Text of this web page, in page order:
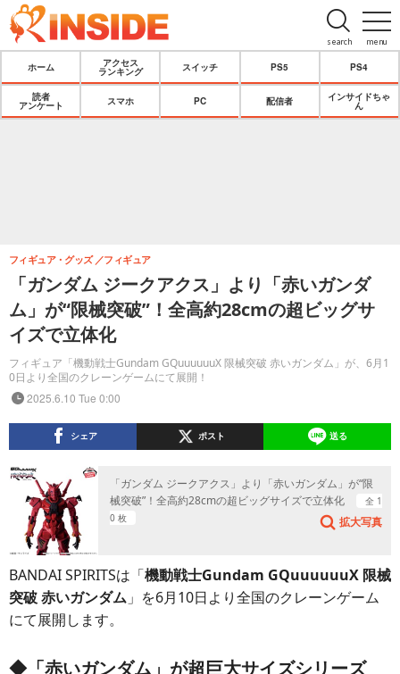
menu
search
ホーム
アクセス
ランキング
スイッチ PS5 PS4
読者
アンケート
スマホ PC 配信者
インサイドちゃ
ん
「ガンダム ジークアクス」より「赤いガンダ
ム」が“限械突破”！全高約28cmの超ビッグサ
イズで立体化
フィギュア「機動戦士Gundam GQuuuuuuX 限械突破 赤いガンダム」が、6月1
0日より全国のクレーンゲームにて展開！
フィギュア・グッズ フィギュア
2025.6.10 Tue 0:00
シェア ポスト 送る
「ガンダム ジークアクス」より「赤いガンダム」が“限
械突破”！全高約28cmの超ビッグサイズで立体化
全 1
0 枚
拡大写真
BANDAI SPIRITSは「機動戦士Gundam GQuuuuuuX 限械
突破 赤いガンダム 」を6月10日より全国のクレーンゲーム
にて展開します。
◆「赤いガンダム」が超巨大サイズシリーズ